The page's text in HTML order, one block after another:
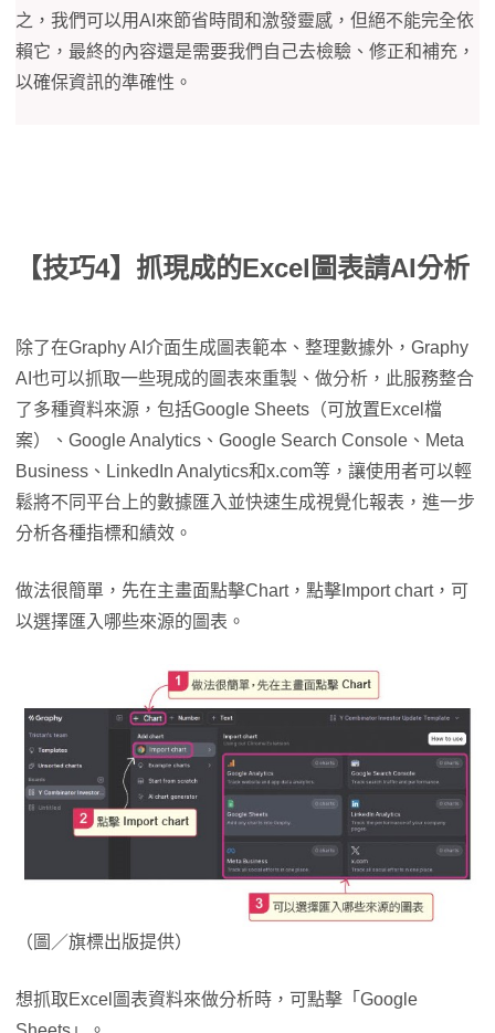
之，我們可以用AI來節省時間和激發靈感，但絕不能完全依
賴它，最終的內容還是需要我們自己去檢驗、修正和補充，
以確保資訊的準確性。
【技巧4】抓現成的Excel圖表請AI分析
除了在Graphy AI介面生成圖表範本、整理數據外，Graphy
AI也可以抓取一些現成的圖表來重製、做分析，此服務整合
了多種資料來源，包括Google Sheets（可放置Excel檔
案）、Google Analytics、Google Search Console、Meta
Business、LinkedIn Analytics和x.com等，讓使用者可以輕
鬆將不同平台上的數據匯入並快速生成視覺化報表，進一步
分析各種指標和績效。
做法很簡單，先在主畫面點擊Chart，點擊Import chart，可
以選擇匯入哪些來源的圖表。
（圖／旗標出版提供）
想抓取Excel圖表資料來做分析時，可點擊「Google